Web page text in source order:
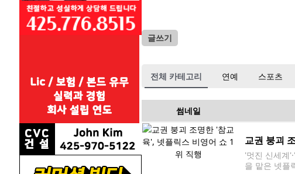
글쓰기
전체 카테고리 연예 스포츠
썸네일
교권 붕괴
'멋진 신세계
을 맡은 넷플